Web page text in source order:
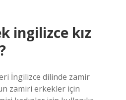
ingilizce kız
İngilizce dilinde zamir
zamiri erkekler için